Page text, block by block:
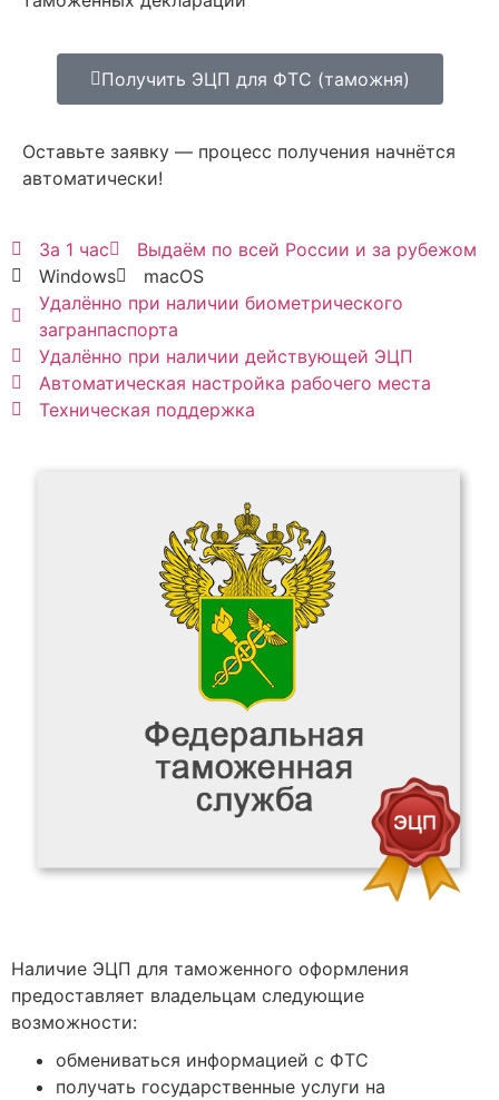
Получить ЭЦП для ФТС (таможня)
Оставьте заявку — процесс получения начнётся
автоматически!
За 1 час
Выдаём по всей России и за рубежом
Windows
macOS
Удалённо при наличии биометрического
загранпаспорта
Удалённо при наличии действующей ЭЦП
Автоматическая настройка рабочего места
Техническая поддержка
Наличие ЭЦП для таможенного оформления
предоставляет владельцам следующие
возможности:
обмениваться информацией с ФТС
получать государственные услуги на